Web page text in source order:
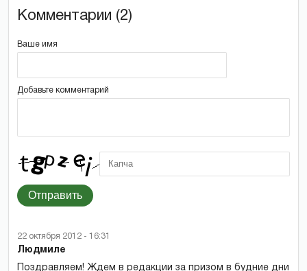
Комментарии (2)
Ваше имя
Добавьте комментарий
Отправить
22 октября 2012 - 16:31
Людмиле
Поздравляем! Ждем в редакции за призом в будние дни